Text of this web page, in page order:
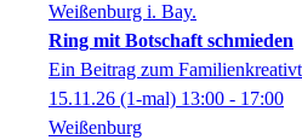
Weißenburg i. Bay.
Ring mit Botschaft schmieden
Ein Beitrag zum
15.11.26 (1-mal) 13:00 - 17:00
Weißenburg